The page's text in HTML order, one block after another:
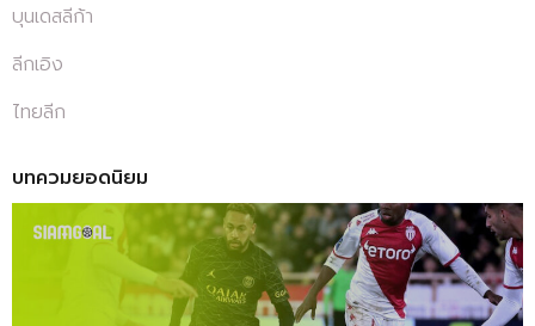
บุนเดสลีก้า
ลีกเอิง
ไทยลีก
บทควมยอดนิยม